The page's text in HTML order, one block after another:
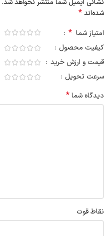
نشانی ایمیل شما منتشر نخواهد شد.
شده‌اند*
امتیاز شما *
کیفیت محصول
قیمت و ارزش خرید
سرعت تحویل
دیدگاه شما*
نقاط قوت